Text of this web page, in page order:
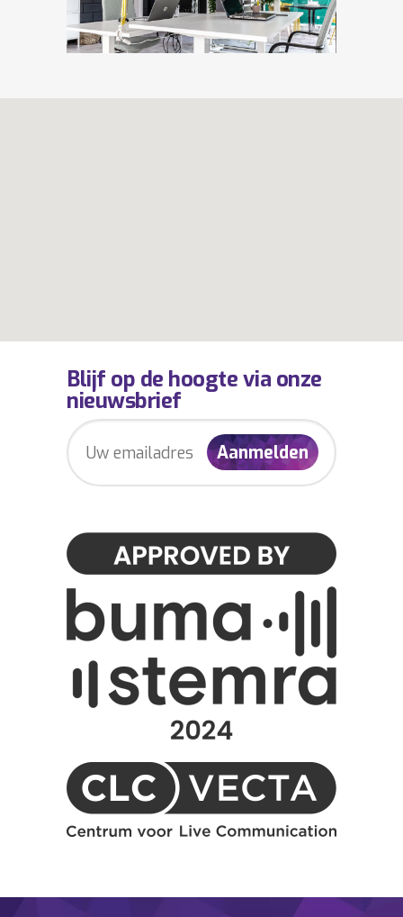
Blijf op de hoogte via onze
nieuwsbrief